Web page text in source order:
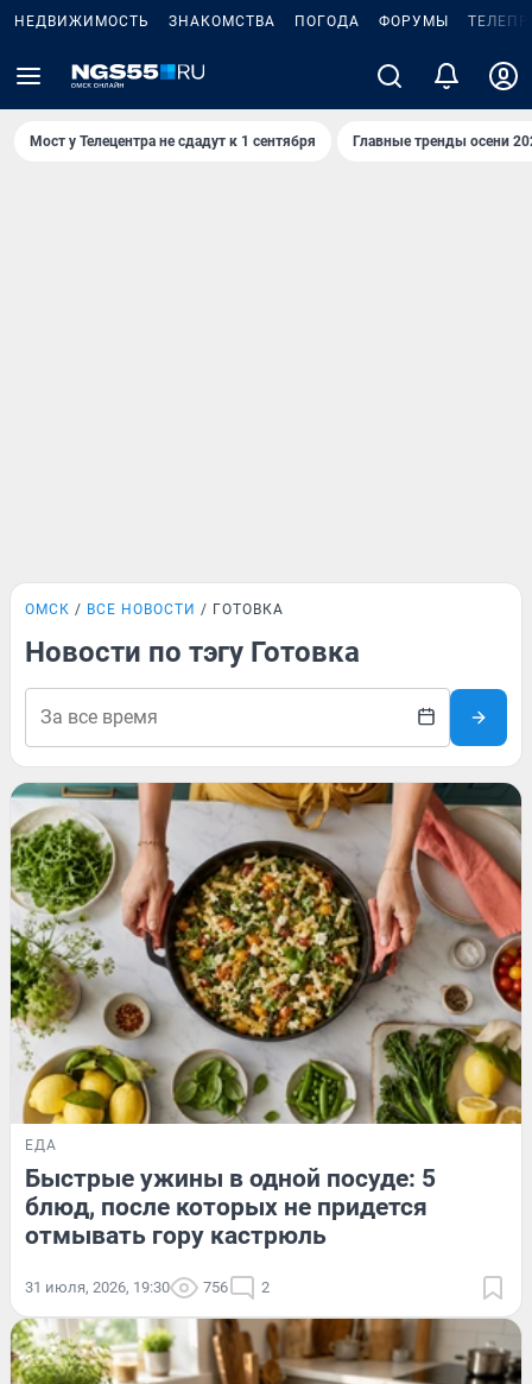
НЕДВИЖИМОСТЬ ЗНАКОМСТВА ПОГОДА ФОРУМЫ
Мост у Телецентра не сдадут к 1 сентября Главные тренды осени
ОМСК ВСЕ НОВОСТИ ГОТОВКА
Новости по тэгу Готовка
ЕДА
Быстрые ужины в одной посуде: 5
блюд, после которых не придется
отмывать гору кастрюль
31 июля, 2026, 19:30 756 2